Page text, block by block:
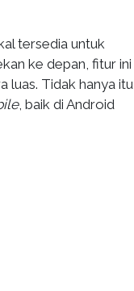
tersedia untuk
ke depan, fitur ini
luas. Tidak hanya itu
, baik di Android